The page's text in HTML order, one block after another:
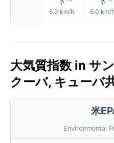
↑
6.0 km/h
↑
6.0 km/h
大気質指数 in サ
クーバ, キュー
米
Environmental